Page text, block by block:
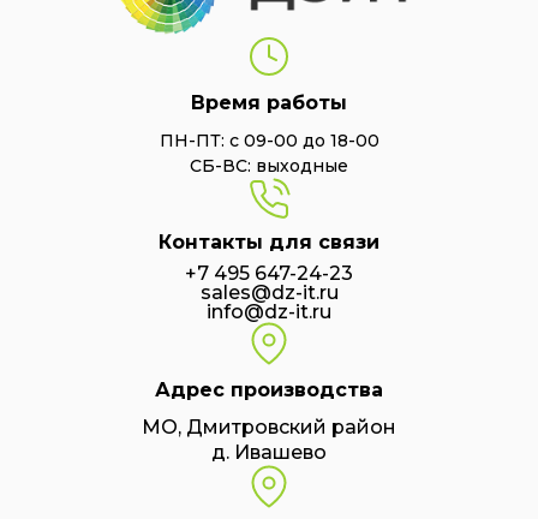
Время работы
ПН-ПТ: с 09-00 до 18-00
СБ-ВС: выходные
Контакты для связи
+7 495 647-24-23
sales@dz-it.ru
info@dz-it.ru
Адрес производства
МО, Дмитровский район
д. Ивашево